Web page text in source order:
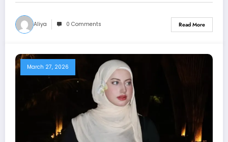
Aliya 0 Comments Read More
March 27, 2026